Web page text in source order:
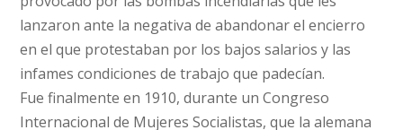
lanzaron ante la negativa de abandonar el encierro
en el que protestaban por los bajos salarios y las
infames condiciones de trabajo que padecían.
Fue finalmente en 1910, durante un Congreso
Internacional de Mujeres Socialistas, que la alemana